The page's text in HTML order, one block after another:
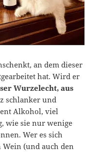
an dem dieser
hat. Wird er
Wurzelecht, aus
schlanker und
Alkohol, viel
wie sie nur wenige
Wer es sich
(und auch den